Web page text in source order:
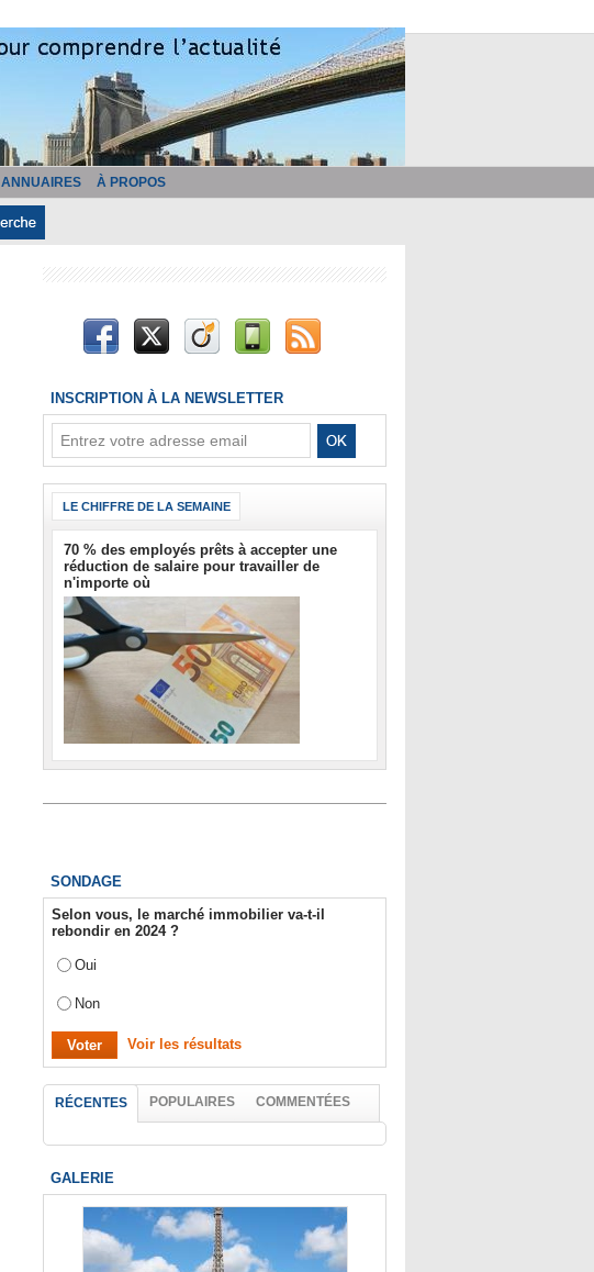
ANNUAIRES À PROPOS
INSCRIPTION À LA NEWSLETTER
LE CHIFFRE DE LA SEMAINE
70 % des employés prêts à accepter une
réduction de salaire pour travailler de
n'importe où
SONDAGE
Selon vous, le marché immobilier va-t-il
rebondir en 2024 ?
Oui
Non
Voir les résultats
RÉCENTES POPULAIRES COMMENTÉES
GALERIE